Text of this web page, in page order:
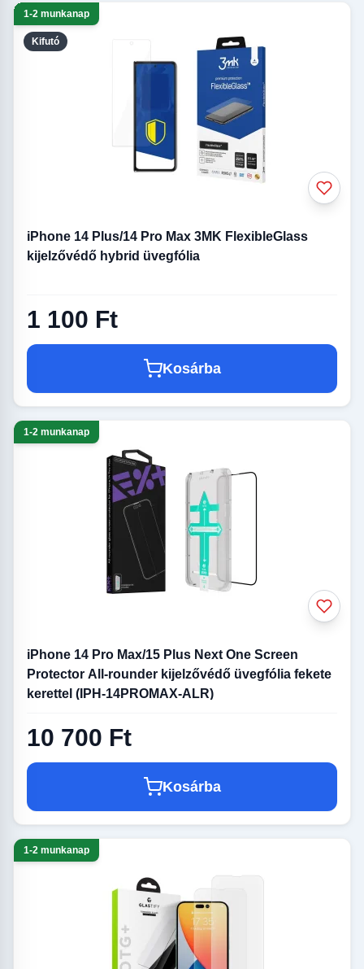
Kifutó
1-2 munkanap
iPhone 14 Plus/14 Pro Max 3MK FlexibleGlass
kijelzővédő hybrid üvegfólia
1 100 Ft
Kosárba
1-2 munkanap
iPhone 14 Pro Max/15 Plus Next One Screen
Protector All-rounder kijelzővédő üvegfólia fekete
kerettel (IPH-14PROMAX-ALR)
10 700 Ft
Kosárba
1-2 munkanap